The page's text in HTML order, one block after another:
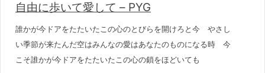
自由に歩いて愛して – PYG
誰かが今ドアをたたいたこの心のとびらを開けろと今 やさし
い季節が来たんだ空はみんなの愛はあなたのものになる時 今
こそ誰かが今ドアをたたいたこの心の鎖をほどいても